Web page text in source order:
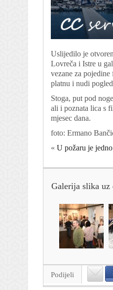
Uslijedilo je
Lovreča i Istre u
vezane za
platnu i nudi
Stoga, put pod
ali i poznata lica s
mjesec dana.
foto: Ermano
« U požaru je
Galerija slika uz
Podijeli